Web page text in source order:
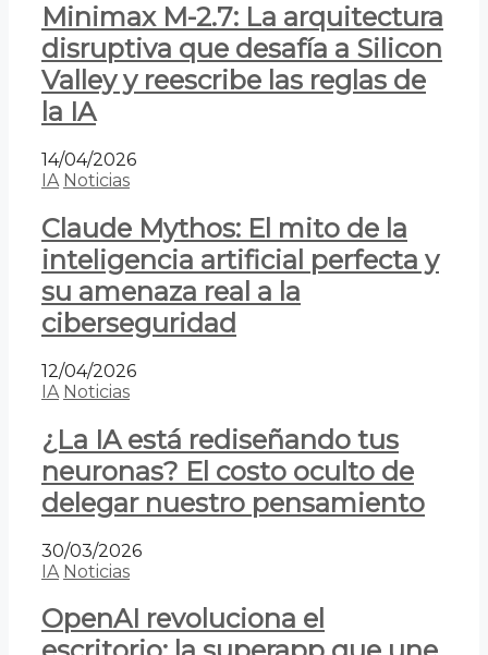
Minimax M-2.7: La arquitectura
disruptiva que desafía a Silicon
Valley y reescribe las reglas de
la IA
14/04/2026
IA Noticias
Claude Mythos: El mito de la
inteligencia artificial perfecta y
su amenaza real a la
ciberseguridad
12/04/2026
IA Noticias
¿La IA está rediseñando tus
neuronas? El costo oculto de
delegar nuestro pensamiento
30/03/2026
IA Noticias
OpenAI revoluciona el